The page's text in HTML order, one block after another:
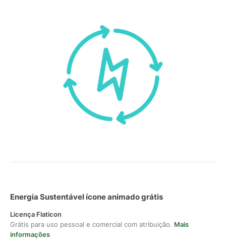
Energia Sustentável ícone animado grátis
Licença Flaticon
Grátis para uso pessoal e comercial com atribuição. Mais
informações